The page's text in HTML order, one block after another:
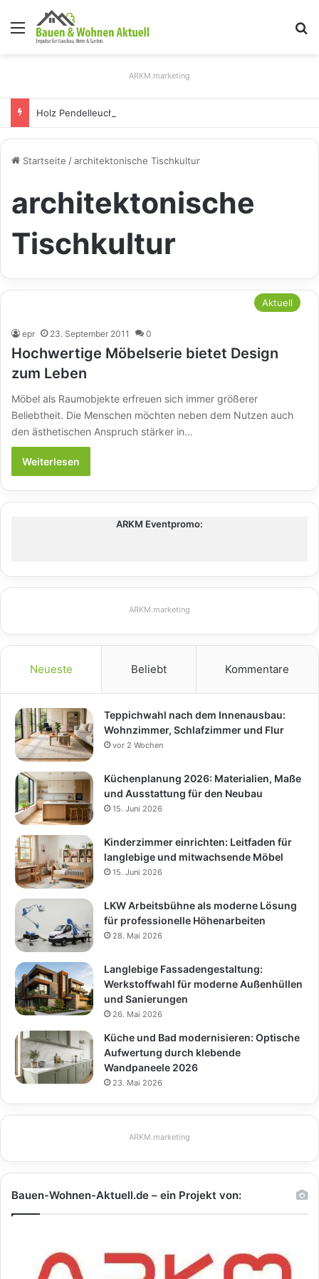
Menü
ARKM.marketing
Startseite /architektonische Tischkultur
architektonische
Tischkultur
Aktuell
epr 23. September 2011 0
Hochwertige Möbelserie bietet Design
zum Leben
Möbel als Raumobjekte erfreuen sich immer größerer
Beliebtheit. Die Menschen möchten neben dem Nutzen auch
den ästhetischen Anspruch stärker in…
Weiterlesen
ARKM Eventpromo:
ARKM.marketing
Neueste Beliebt Kommentare
Teppichwahl nach dem Innenausbau:
Wohnzimmer, Schlafzimmer und Flur
vor 2 Wochen
Küchenplanung 2026: Materialien, Maße
und Ausstattung für den Neubau
15. Juni 2026
Kinderzimmer einrichten: Leitfaden für
langlebige und mitwachsende Möbel
15. Juni 2026
LKW Arbeitsbühne als moderne Lösung
für professionelle Höhenarbeiten
28. Mai 2026
Langlebige Fassadengestaltung:
Werkstoffwahl für moderne Außenhüllen
und Sanierungen
26. Mai 2026
Küche und Bad modernisieren: Optische
Aufwertung durch klebende
Wandpaneele 2026
23. Mai 2026
ARKM.marketing
Bauen-Wohnen-Aktuell.de – ein Projekt von: